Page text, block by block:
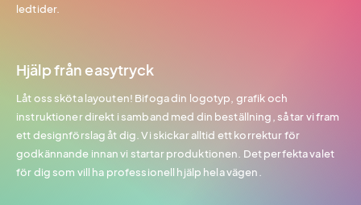
ledtider.
Hjälp från easytryck
Låt oss sköta layouten! Bifoga din logotyp, grafik och
instruktioner direkt i samband med din beställning, så tar vi fram
ett designförslag åt dig. Vi skickar alltid ett korrektur för
godkännande innan vi startar produktionen. Det perfekta valet
för dig som vill ha professionell hjälp hela vägen.